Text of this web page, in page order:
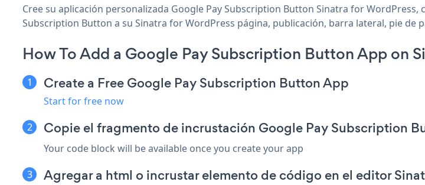
Cree su aplicación personalizada Google Pay Subscription Button Sinatra for
Subscription Button a su Sinatra for WordPress página, publicación, barra lateral, pie de
How To Add a Google Pay Subscription Button App on
Create a Free Google Pay Subscription Button App
Start for free now
Copie el fragmento de incrustación Google Pay Subscription
Your code block will be available once you create your app
Agregar a html o incrustar elemento de código en el editor